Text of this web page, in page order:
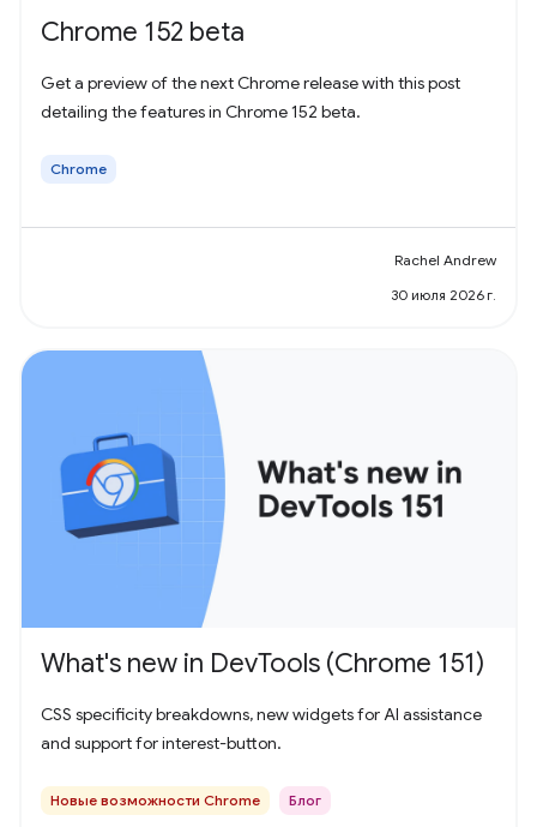
Chrome 152 beta
Get a preview of the next Chrome release with this post
detailing the features in Chrome 152 beta.
Chrome
Rachel Andrew
30 июля 2026 г.
What's new in DevTools (Chrome 151)
CSS specificity breakdowns, new widgets for AI assistance
and support for interest-button.
Новые возможности Chrome Блог